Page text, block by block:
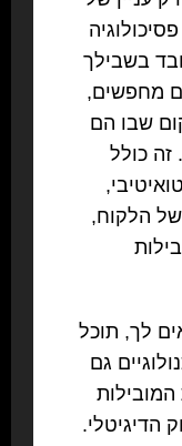
בשבילך
מחפשים,
שבו הם
כולל
של הלקוח,
לך, תוכל
גם
הדיגיטלי.